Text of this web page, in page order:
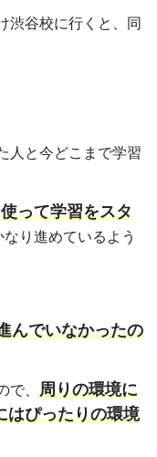
渋谷校に行くと、同
人と今どこまで学習
って学習をスタ
り進めているよう
んでいなかったの
で、 周りの環境に
はぴったりの環境